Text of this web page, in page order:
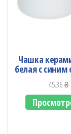
Чашка
белая с
45.36₴